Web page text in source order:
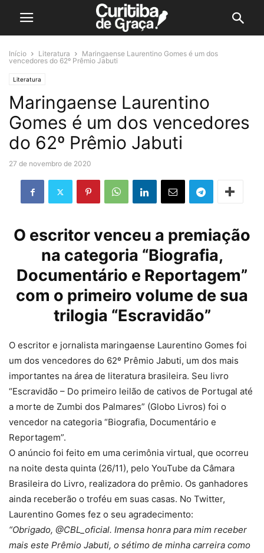
Início Literatura
Maringaense Laurentino Gomes é um dos
vencedores do 62º Prêmio Jabuti
Literatura
Maringaense Laurentino
Gomes é um dos vencedores
do 62º Prêmio Jabuti
27 de novembro de 2020
O escritor venceu a premiação
na categoria “Biografia,
Documentário e Reportagem”
com o primeiro volume de sua
trilogia “Escravidão”
O escritor e jornalista maringaense Laurentino Gomes foi
um dos vencedores do 62º Prêmio Jabuti, um dos mais
importantes na área de literatura brasileira. Seu livro
“Escravidão – Do primeiro leilão de cativos de Portugal até
a morte de Zumbi dos Palmares” (Globo Livros) foi o
vencedor na categoria “Biografia, Documentário e
Reportagem”.
O anúncio foi feito em uma cerimônia virtual, que ocorreu
na noite desta quinta (26/11), pelo YouTube da Câmara
Brasileira do Livro, realizadora do prêmio. Os ganhadores
ainda receberão o troféu em suas casas. No Twitter,
Laurentino Gomes fez o seu agradecimento:
“Obrigado, @CBL_oficial. Imensa honra para mim receber
mais este Prêmio Jabuti, o sétimo de minha carreira como